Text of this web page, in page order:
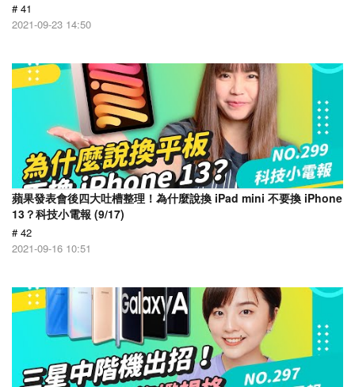
# 41
2021-09-23 14:50
蘋果發表會後四大吐槽整理！為什麼說換 iPad mini 不要換 iPhone
13？科技小電報 (9/17)
# 42
2021-09-16 10:51